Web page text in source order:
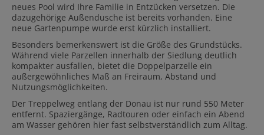
neues Pool wird Ihre Familie in Entzücken versetzen. Die
dazugehörige Außendusche ist bereits vorhanden. Eine
neue Gartenpumpe wurde erst kürzlich installiert.
Besonders bemerkenswert ist die Größe des Grundstücks.
Während viele Parzellen innerhalb der Siedlung deutlich
kompakter ausfallen, bietet die Doppelparzelle ein
außergewöhnliches Maß an Freiraum, Abstand und
Nutzungsmöglichkeiten.
Der Treppelweg entlang der Donau ist nur rund 550 Meter
entfernt. Spaziergänge, Radtouren oder einfach ein Abend
am Wasser gehören hier fast selbstverständlich zum Alltag.